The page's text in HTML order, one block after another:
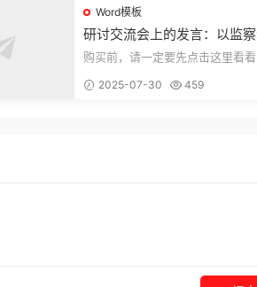
Word模板
研讨交流会上的发言：以监
实施条例为纲推动巡察工作
购买前，请一定要先点击这里看
束，本文...
2025-07-30 459